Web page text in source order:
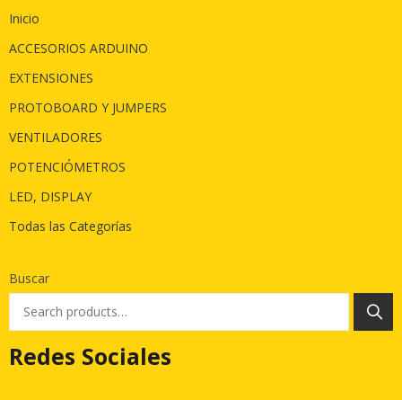
Inicio
ACCESORIOS ARDUINO
EXTENSIONES
PROTOBOARD Y JUMPERS
VENTILADORES
POTENCIÓMETROS
LED, DISPLAY
Todas las Categorías
Buscar
Redes Sociales